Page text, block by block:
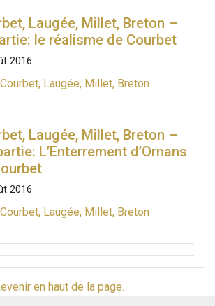
Laugée, Millet, Breton –
le réalisme de Courbet
2016
Courbet, Laugée, Millet, Breton
Laugée, Millet, Breton –
L’Enterrement d’Ornans
2016
Courbet, Laugée, Millet, Breton
en haut de la page.